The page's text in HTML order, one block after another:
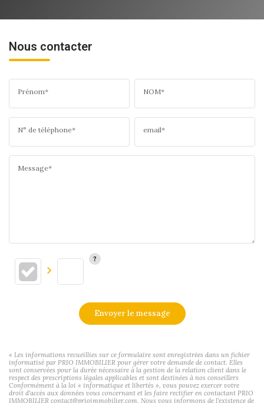
Nous contacter
Prénom* NOM*
N° de téléphone* email*
Message*
Envoyer le message
« Les informations recueillies sur ce formulaire sont enregistrées dans un fichier
informatisé par PRIO IMMOBILIER pour gérer votre demande de contact. Elles
sont conservées pour la durée nécessaire à la gestion de la relation client dans le
respect des prescriptions légales applicables et sont destinées à nos conseillers
Conformément à la loi « informatique et libertés », vous pouvez exercer votre
droit d'accès aux données vous concernant et les faire rectifier en contactant PRIO
IMMOBILIER contact@prioimmobilier.com. Nous vous informons de l'existence de